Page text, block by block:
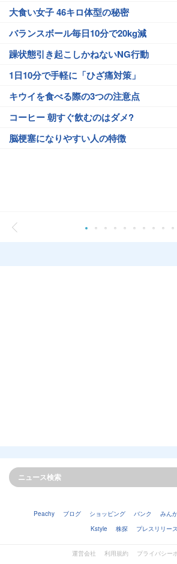
大食い女子 46キロ体型の秘密
バランスボール毎日10分で20kg減
躁状態引き起こしかねないNG行動
1日10分で手軽に「ひざ痛対策」
キウイを食べる際の3つの注意点
コーヒー 朝すぐ飲むのはダメ?
脳梗塞になりやすい人の特徴
Peachy ブログ ショッピング バンク みん
Kstyle
株探 プレスリリース
運営会社 利用規約 プライバシー